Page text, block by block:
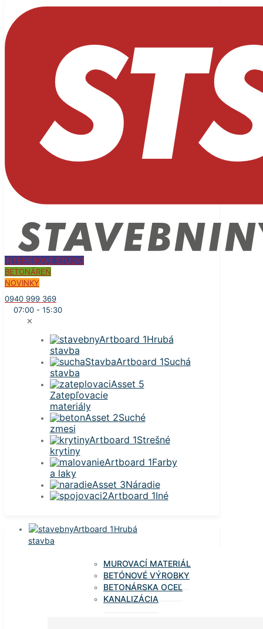
INTERIÉROVÉ ŠTÚDIO
BETONÁREŇ
NOVINKY
0940 999 369
07:00 - 15:30
✕
Hrubá
stavba
Suchá
stavba
Zatepľovacie
materiály
Suché
zmesi
Strešné
krytiny
Farby
a laky
Náradie
Iné
Hrubá
stavba
MUROVACÍ MATERIÁL
BETÓNOVÉ VÝROBKY
BETONÁRSKA OCEĽ
KANALIZÁCIA